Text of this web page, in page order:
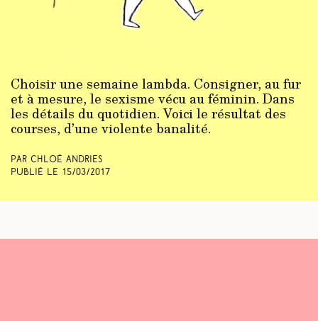
Choisir une semaine lambda. Consigner, au fur
et à mesure, le sexisme vécu au féminin. Dans
les détails du quotidien. Voici le résultat des
courses, d’une violente banalité.
Par Chloé Andries
Publié le
15/03/2017